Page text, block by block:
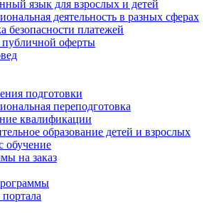
язык для взрослых и детей
деятельность в разных сферах
безопасности платежей
публичной оферты
подготовки
переподготовка
квалификации
образование детей и взрослых
обучение
на заказ